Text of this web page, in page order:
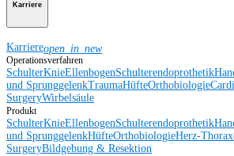
Karriere
Karriereopen_in_new
Operationsverfahren
SchulterKnieEllenbogenSchulterendoprothetik
und SprunggelenkTraumaHüfteOrthobiologie
SurgeryWirbelsäule
Produkt
SchulterKnieEllenbogenSchulterendoprothetik
und SprunggelenkHüfteOrthobiologieHerz-
SurgeryBildgebung & Resektion